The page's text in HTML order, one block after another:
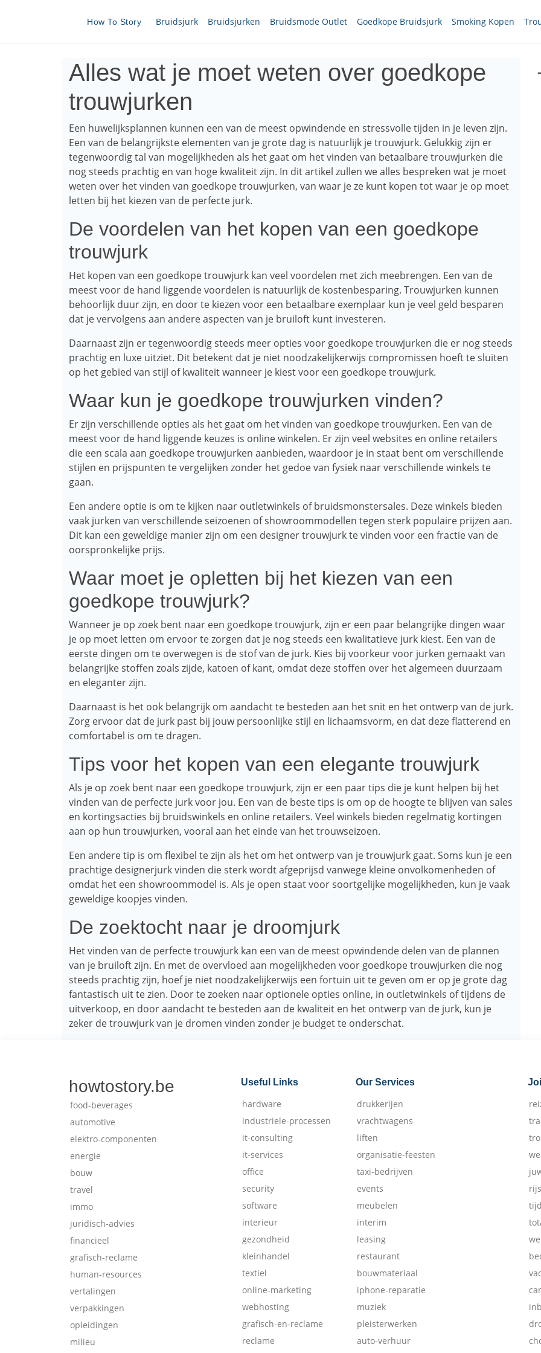
How To Story Bruidsjurk Bruidsjurken Bruidsmode Outlet Goedkope Bruidsjurk Smoking Kopen
Alles wat je moet weten over goedkope
trouwjurken
Een huwelijksplannen kunnen een van de meest opwindende en stressvolle tijden in je leven zijn.
Een van de belangrijkste elementen van je grote dag is natuurlijk je trouwjurk. Gelukkig zijn er
tegenwoordig tal van mogelijkheden als het gaat om het vinden van betaalbare trouwjurken die
nog steeds prachtig en van hoge kwaliteit zijn. In dit artikel zullen we alles bespreken wat je moet
weten over het vinden van goedkope trouwjurken, van waar je ze kunt kopen tot waar je op moet
letten bij het kiezen van de perfecte jurk.
De voordelen van het kopen van een goedkope
trouwjurk
Het kopen van een goedkope trouwjurk kan veel voordelen met zich meebrengen. Een van de
meest voor de hand liggende voordelen is natuurlijk de kostenbesparing. Trouwjurken kunnen
behoorlijk duur zijn, en door te kiezen voor een betaalbare exemplaar kun je veel geld besparen
dat je vervolgens aan andere aspecten van je bruiloft kunt investeren.
Daarnaast zijn er tegenwoordig steeds meer opties voor goedkope trouwjurken die er nog steeds
prachtig en luxe uitziet. Dit betekent dat je niet noodzakelijkerwijs compromissen hoeft te sluiten
op het gebied van stijl of kwaliteit wanneer je kiest voor een goedkope trouwjurk.
Waar kun je goedkope trouwjurken vinden?
Er zijn verschillende opties als het gaat om het vinden van goedkope trouwjurken. Een van de
meest voor de hand liggende keuzes is online winkelen. Er zijn veel websites en online retailers
die een scala aan goedkope trouwjurken aanbieden, waardoor je in staat bent om verschillende
stijlen en prijspunten te vergelijken zonder het gedoe van fysiek naar verschillende winkels te
gaan.
Een andere optie is om te kijken naar outletwinkels of bruidsmonstersales. Deze winkels bieden
vaak jurken van verschillende seizoenen of showroommodellen tegen sterk populaire prijzen aan.
Dit kan een geweldige manier zijn om een ​​designer trouwjurk te vinden voor een fractie van de
oorspronkelijke prijs.
Waar moet je opletten bij het kiezen van een
goedkope trouwjurk?
Wanneer je op zoek bent naar een goedkope trouwjurk, zijn er een paar belangrijke dingen waar
je op moet letten om ervoor te zorgen dat je nog steeds een kwalitatieve jurk kiest. Een van de
eerste dingen om te overwegen is de stof van de jurk. Kies bij voorkeur voor jurken gemaakt van
belangrijke stoffen zoals zijde, katoen of kant, omdat deze stoffen over het algemeen duurzaam
en eleganter zijn.
Daarnaast is het ook belangrijk om aandacht te besteden aan het snit en het ontwerp van de jurk.
Zorg ervoor dat de jurk past bij jouw persoonlijke stijl en lichaamsvorm, en dat deze flatterend en
comfortabel is om te dragen.
Tips voor het kopen van een elegante trouwjurk
Als je op zoek bent naar een goedkope trouwjurk, zijn er een paar tips die je kunt helpen bij het
vinden van de perfecte jurk voor jou. Een van de beste tips is om op de hoogte te blijven van sales
en kortingsacties bij bruidswinkels en online retailers. Veel winkels bieden regelmatig kortingen
aan op hun trouwjurken, vooral aan het einde van het trouwseizoen.
Een andere tip is om flexibel te zijn als het om het ontwerp van je trouwjurk gaat. Soms kun je een
prachtige designerjurk vinden die sterk wordt afgeprijsd vanwege kleine onvolkomenheden of
omdat het een showroommodel is. Als je open staat voor soortgelijke mogelijkheden, kun je vaak
geweldige koopjes vinden.
De zoektocht naar je droomjurk
Het vinden van de perfecte trouwjurk kan een van de meest opwindende delen van de plannen
van je bruiloft zijn. En met de overvloed aan mogelijkheden voor goedkope trouwjurken die nog
steeds prachtig zijn, hoef je niet noodzakelijkerwijs een fortuin uit te geven om er op je grote dag
fantastisch uit te zien. Door te zoeken naar optionele opties online, in outletwinkels of tijdens de
uitverkoop, en door aandacht te besteden aan de kwaliteit en het ontwerp van de jurk, kun je
zeker de trouwjurk van je dromen vinden zonder je budget te onderschat.
howtostory.be
food-beverages
automotive
elektro-componenten
energie
bouw
travel
immo
juridisch-advies
financieel
grafisch-reclame
human-resources
vertalingen
verpakkingen
opleidingen
milieu
Useful Links
hardware
industriele-processen
it-consulting
it-services
office
security
software
interieur
gezondheid
kleinhandel
textiel
online-marketing
webhosting
grafisch-en-reclame
reclame
Our Services
drukkerijen
vrachtwagens
liften
organisatie-feesten
taxi-bedrijven
events
meubelen
interim
leasing
restaurant
bouwmateriaal
iphone-reparatie
muziek
pleisterwerken
auto-verhuur